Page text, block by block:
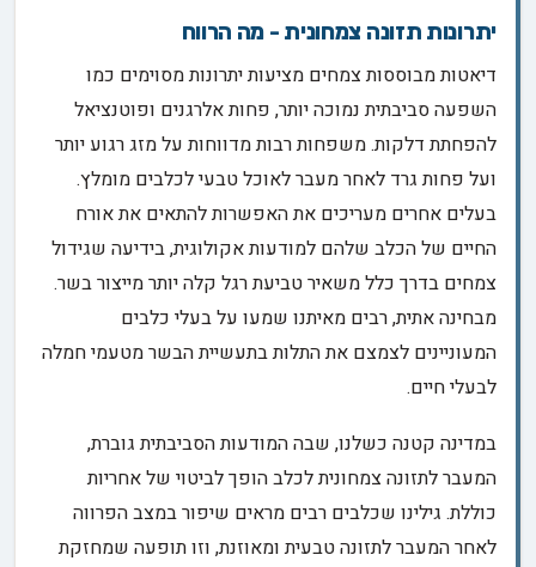
יתרונות תזונה צמחונית - מה הרווח
דיאטות מבוססות צמחים מציעות יתרונות מסוימים כמו
השפעה סביבתית נמוכה יותר, פחות אלרגנים ופוטנציאל
להפחתת דלקות. משפחות רבות מדווחות על מזג רגוע יותר
ועל פחות גרד לאחר מעבר לאוכל טבעי לכלבים מומלץ.
בעלים אחרים מעריכים את האפשרות להתאים את אורח
החיים של הכלב שלהם למודעות אקולוגית, בידיעה שגידול
צמחים בדרך כלל משאיר טביעת רגל קלה יותר מייצור בשר.
מבחינה אתית, רבים מאיתנו שמעו על בעלי כלבים
המעוניינים לצמצם את התלות בתעשיית הבשר מטעמי חמלה
לבעלי חיים.
במדינה קטנה כשלנו, שבה המודעות הסביבתית גוברת,
המעבר לתזונה צמחונית לכלב הופך לביטוי של אחריות
כוללת. גילינו שכלבים רבים מראים שיפור במצב הפרווה
לאחר המעבר לתזונה טבעית ומאוזנת, וזו תופעה שמחזקת